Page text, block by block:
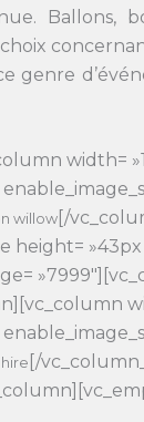
Ballons,
genre
width=
willow [/
height= »43px
[/